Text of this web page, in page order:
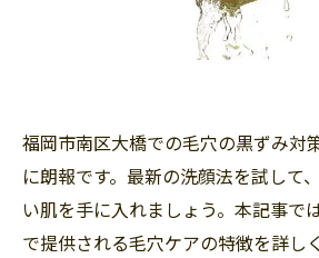
福岡市南区大橋での毛穴の黒ずみ対
に朗報です。最新の洗顔法を試して
い肌を手に入れましょう。本記事で
で提供される毛穴ケアの特徴を詳し